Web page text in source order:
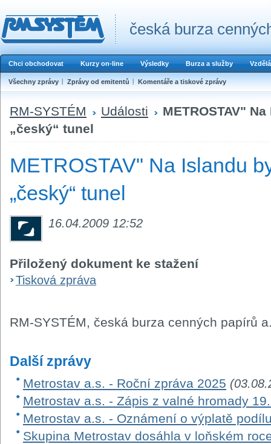
česká burza
Chci obchodovat Kurzy on-line Výsledky Burza a služby
Všechny zprávy Zprávy od emitentů Komentáře a tiskové zprávy
RM-SYSTÉM Události
METROSTAV"
„český“ tunel
METROSTAV" Na Islandu
„český“ tunel
16.04.2009 12:52
Přiložený dokument ke stažení
Tisková zpráva
RM-SYSTÉM, česká burza cenných papírů
Další zprávy
Metrostav a.s. - Roční zpráva 2025
Metrostav a.s. - Zápis z valné hromady
Metrostav a.s. - Oznámení o výplatě
Skupina Metrostav dosáhla v loňském